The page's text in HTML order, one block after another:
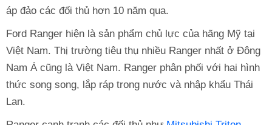
áp đảo các đối thủ hơn 10 năm qua.
Ford Ranger hiện là sản phẩm chủ lực của hãng Mỹ tại
Việt Nam. Thị trường tiêu thụ nhiều Ranger nhất ở Đông
Nam Á cũng là Việt Nam. Ranger phân phối với hai hình
thức song song, lắp ráp trong nước và nhập khẩu Thái
Lan.